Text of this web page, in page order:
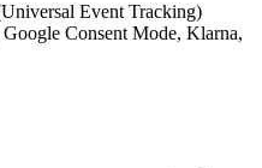
Event Tracking)
Consent Mode, Klarna,